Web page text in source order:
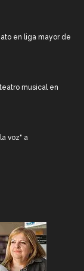
en liga mayor de
musical en
voz" a